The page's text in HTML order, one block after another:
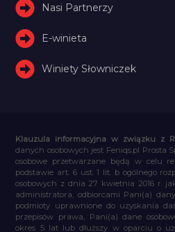
Nasi Partnerzy
E-winieta
Winiety Słowniczek
Klauzula informacyjna w związku z
danych osobowych jest Feniqs.pl Prosta
osobowe przetwarzane będą w celu
podstawie art. 6 ust. 1 lit. b ogólnego
osobowych z dnia 27 kwietnia 2016 r.
administratora, odbiorcami Pani(a)
podmioty uprawnione do uzyskania
przepisów prawa, Pani(a) dane
okres 5 lat lub dłuższy w oparciu o